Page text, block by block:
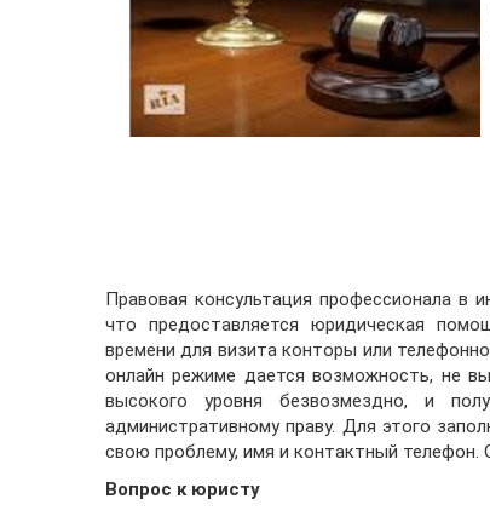
Правовая консультация профессионала в
что предоставляется юридическая
времени для визита конторы или
онлайн режиме дается возможность, не
высокого уровня безвозмездно, и
административному праву. Для этого
свою проблему, имя и контактный телефон.
Вопрос к юристу